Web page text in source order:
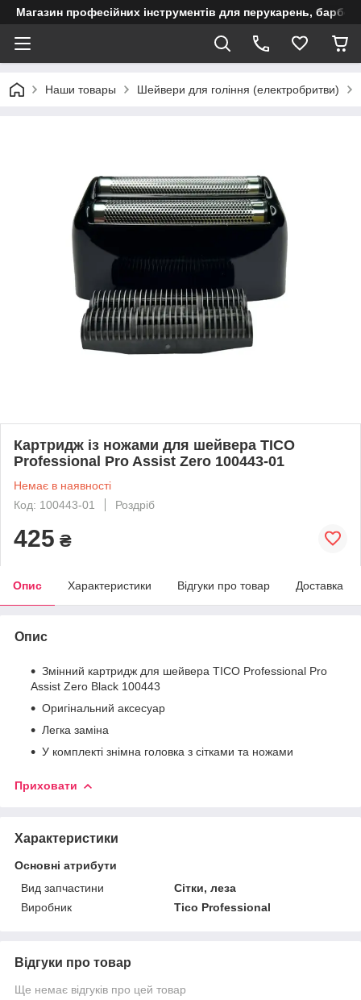
Магазин професійних інструментів для перукарень,
Наши товары Шейвери для гоління (електробритви)
Картридж із ножами для шейвера TICO
Professional Pro Assist Zero 100443-01
Немає в наявності
Код: 100443-01
Роздріб
425 ₴
Опис Характеристики Відгуки про товар Доставка
Опис
Змінний картридж для шейвера TICO Professional Pro
Assist Zero Black 100443
Оригінальний аксесуар
Легка заміна
У комплекті знімна головка з сітками та ножами
Приховати
Характеристики
Основні атрибути
Вид запчастини
Сітки, леза
Виробник
Tico Professional
Відгуки про товар
Ще немає відгуків про цей товар